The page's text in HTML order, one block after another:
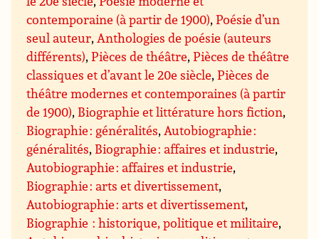
contemporaine (à partir de 1900),Poésie d’un
seul auteur,Anthologies de poésie (auteurs
différents),Pièces de théâtre,Pièces de théâtre
classiques et d’avant le 20e siècle,Pièces de
théâtre modernes et contemporaines (à partir
de 1900), Biographie et littérature hors fiction,
Biographie : généralités,Autobiographie :
généralités, Biographie : affaires et industrie,
Autobiographie : affaires et industrie,
Biographie : arts et divertissement,
Autobiographie : arts et divertissement,
Biographie : historique, politique et militaire,